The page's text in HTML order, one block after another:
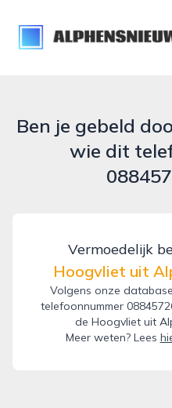
alphensnieuws.nl
Ben je gebeld
wie dit
Vermoedelijk
Hoogvliet uit
Volgens onze
telefoonnummer
de Hoogvliet uit
Meer weten? Lees